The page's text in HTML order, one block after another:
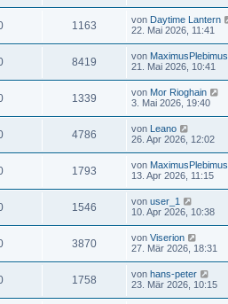
1163 von Daytime Lantern
22. Mai 2026, 11:41
8419 von MaximusPlebimus
21. Mai 2026, 10:41
1339 von Mor Rioghain
3. Mai 2026, 19:40
4786 von Leano
26. Apr 2026, 12:02
1793 von MaximusPlebimus
13. Apr 2026, 11:15
1546 von user_1
10. Apr 2026, 10:38
3870 von Viserion
27. Mär 2026, 18:31
1758 von hans-peter
23. Mär 2026, 10:15